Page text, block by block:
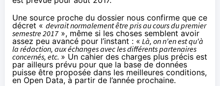
Une source proche du dossier nous confirme que ce
décret « devrait normalement être pris au cours du premier
semestre 2017», même si les choses semblent avoir
assez peu avancé pour l’instant : « Là, on n'en est qu'à
la rédaction, aux échanges avec les différents partenaires
concernés, etc. » Un cahier des charges plus précis est
par ailleurs prévu pour que la base de données
puisse être proposée dans les meilleures conditions,
en Open Data, à partir de l’année prochaine.